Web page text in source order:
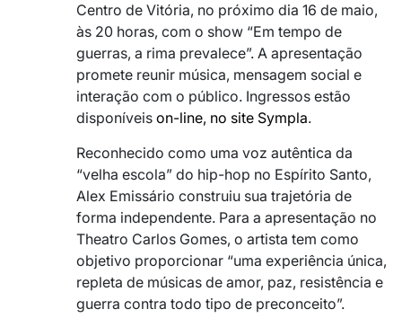
Centro de Vitória, no próximo dia 16 de maio,
às 20 horas, com o show “Em tempo de
guerras, a rima prevalece”. A apresentação
promete reunir música, mensagem social e
interação com o público. Ingressos estão
disponíveis on-line, no site Sympla.
Reconhecido como uma voz autêntica da
“velha escola” do hip-hop no Espírito Santo,
Alex Emissário construiu sua trajetória de
forma independente. Para a apresentação no
Theatro Carlos Gomes, o artista tem como
objetivo proporcionar “uma experiência única,
repleta de músicas de amor, paz, resistência e
guerra contra todo tipo de preconceito”.